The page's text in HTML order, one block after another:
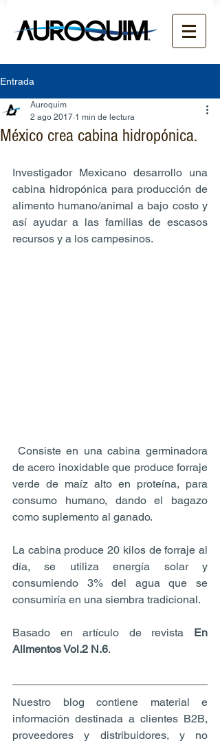
Entrada
México crea cabina hidropónica.
Auroquim
2 ago 2017 1 min de lectura
Investigador Mexicano desarrollo una
cabina hidropónica para producción de
alimento humano/animal a bajo costo y
así ayudar a las familias de escasos
recursos y a los campesinos.
de acero inoxidable que produce forraje
verde de maíz alto en proteína, para
consumo humano, dando el bagazo
como suplemento al ganado.
La cabina produce 20 kilos de forraje al
día, se utiliza energía solar y
consumiendo 3% del agua que se
consumiría en una siembra tradicional.
Basado en artículo de revista En
Alimentos Vol.2 N.6.
Nuestro blog contiene material e
información destinada a clientes B2B,
proveedores y distribuidores, y no